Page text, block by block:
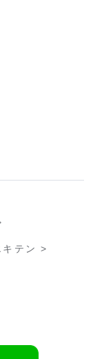
キテン >